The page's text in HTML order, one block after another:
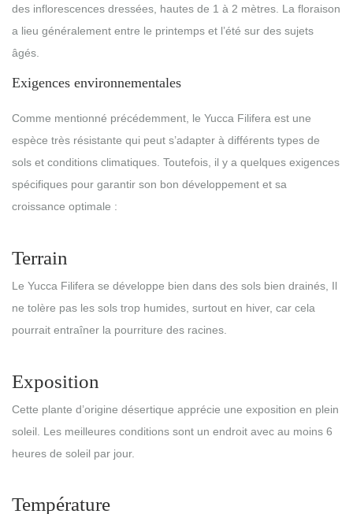
des inflorescences dressées, hautes de 1 à 2 mètres. La floraison
a lieu généralement entre le printemps et l’été sur des sujets
âgés.
Exigences environnementales
Comme mentionné précédemment, le Yucca Filifera est une
espèce très résistante qui peut s’adapter à différents types de
sols et conditions climatiques. Toutefois, il y a quelques exigences
spécifiques pour garantir son bon développement et sa
croissance optimale :
Terrain
Le Yucca Filifera se développe bien dans des sols bien drainés, Il
ne tolère pas les sols trop humides, surtout en hiver, car cela
pourrait entraîner la pourriture des racines.
Exposition
Cette plante d’origine désertique apprécie une exposition en plein
soleil. Les meilleures conditions sont un endroit avec au moins 6
heures de soleil par jour.
Température